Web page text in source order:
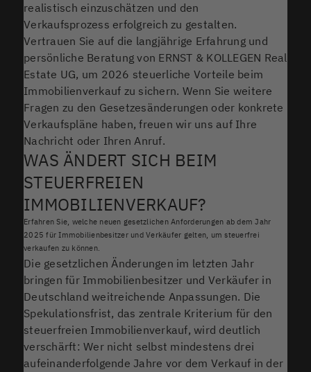
realistisch einzuschätzen und den
Verkaufsprozess erfolgreich zu gestalten.
Vertrauen Sie auf die langjährige Erfahrung und
persönliche Beratung von ERNST & KOLLEGEN Real
Estate UG, um 2026 steuerliche Vorteile beim
Immobilienverkauf zu sichern. Wenn Sie weitere
Fragen zu den Gesetzesänderungen oder konkrete
Verkaufspläne haben, freuen wir uns auf Ihre
Nachricht oder Ihren Anruf.
WAS ÄNDERT SICH BEIM
STEUERFREIEN
IMMOBILIENVERKAUF?
Erfahren Sie, welche neuen gesetzlichen Anforderungen ab dem Jahr
2025 für Immobilienbesitzer und Verkäufer gelten, um steuerfrei
verkaufen zu können.
Die gesetzlichen Änderungen im letzten Jahr
bringen für Immobilienbesitzer und Verkäufer in
Deutschland weitreichende Anpassungen. Die
Spekulationsfrist, das zentrale Kriterium für den
steuerfreien Immobilienverkauf, wird deutlich
verschärft: Wer nicht selbst mindestens drei
aufeinanderfolgende Jahre vor dem Verkauf in der